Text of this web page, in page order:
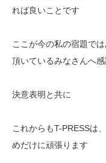
れば良いことです
ここが今の私の宿題で
頂いているみなさんへ
決意表明と共に
これからもT-PRESSは
めだけに頑張ります